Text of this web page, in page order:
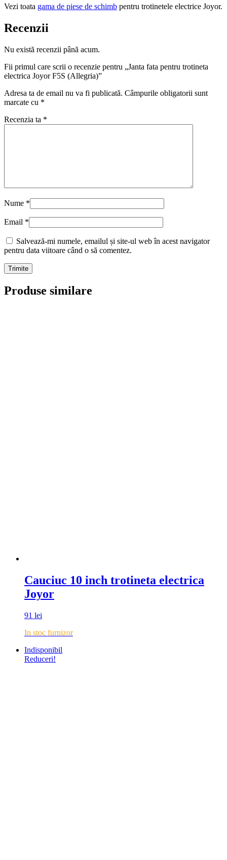
Vezi toata gama de piese de schimb pentru trotinetele electrice Joyor.
Recenzii
Nu există recenzii până acum.
Fii primul care scrii o recenzie pentru „Janta fata pentru trotineta
electrica Joyor F5S (Allegria)”
Adresa ta de email nu va fi publicată. Câmpurile obligatorii sunt
marcate cu *
Recenzia ta *
Nume *
Email *
Salvează-mi numele, emailul și site-ul web în acest navigator
pentru data viitoare când o să comentez.
Produse similare
Cauciuc 10 inch trotineta electrica
Joyor
91 lei
In stoc furnizor
Indisponibil
Reduceri!